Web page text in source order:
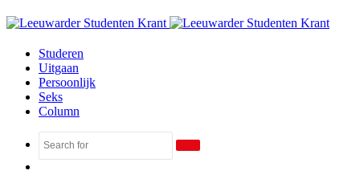
Studeren
Uitgaan
Persoonlijk
Seks
Column
Search